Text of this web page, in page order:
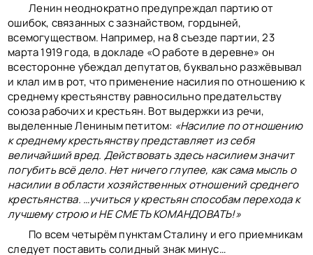
Ленин неоднократно предупреждал партию от
ошибок, связанных с зазнайством, гордыней,
всемогуществом. Например, на 8 съезде партии, 23
марта 1919 года, в докладе «О работе в деревне» он
всесторонне убеждал депутатов, буквально разжёвывал
и клал им в рот, что применение насилия по отношению к
среднему крестьянству равносильно предательству
союза рабочих и крестьян. Вот выдержки из речи,
выделенные Лениным петитом: «Насилие по отношению
к среднему крестьянству представляет из себя
величайший вред. Действовать здесь насилием значит
погубить всё дело. Нет ничего глупее, как сама мысль о
насилии в области хозяйственных отношений среднего
крестьянства. …учиться у крестьян способам перехода к
лучшему строю и НЕ СМЕТЬ КОМАНДОВАТЬ!»
По всем четырём пунктам Сталину и его приемникам
следует поставить солидный знак минус…